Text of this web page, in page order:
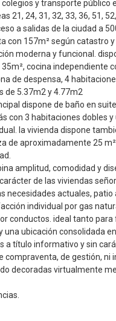
y transporte público
21, 24, 31, 32, 33, 36, 51,
a salidas de la ciudad a
con 157m² según catastro
moderna y funcional.
35m², cocina independiente
de despensa, 4
de 5.37m2 y 4.77m2
dispone de baño en
con 3 habitaciones dobles y
la vivienda dispone
de aproximadamente 25
amplitud, comodidad y
de las viviendas
necesidades actuales, patio
individual por gas
conductos. ideal tanto para
una ubicación consolidada
a título informativo y sin
compraventa, de gestión, ni
decoradas virtualmente